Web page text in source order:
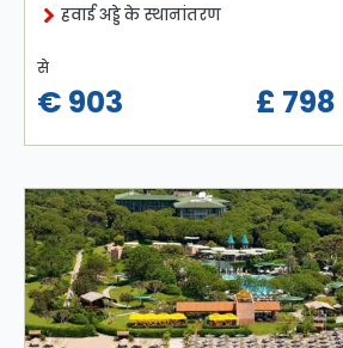
हवाई अड्डे के स्थानांतरण
से
€ 903 £ 798